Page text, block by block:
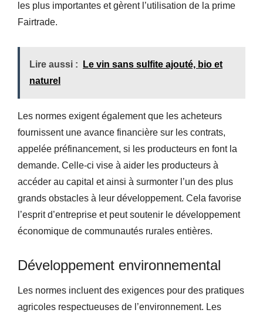
les plus importantes et gèrent l’utilisation de la prime
Fairtrade.
Lire aussi :
Le vin sans sulfite ajouté, bio et
naturel
Les normes exigent également que les acheteurs
fournissent une avance financière sur les contrats,
appelée préfinancement, si les producteurs en font la
demande. Celle-ci vise à aider les producteurs à
accéder au capital et ainsi à surmonter l’un des plus
grands obstacles à leur développement. Cela favorise
l’esprit d’entreprise et peut soutenir le développement
économique de communautés rurales entières.
Développement environnemental
Les normes incluent des exigences pour des pratiques
agricoles respectueuses de l’environnement. Les